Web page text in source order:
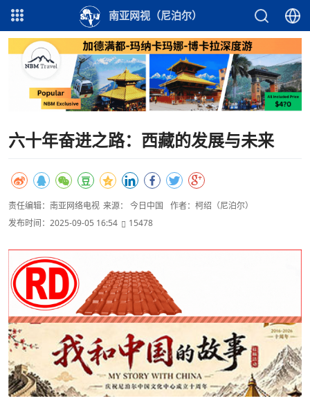
南亚网视（尼泊尔）
六十年奋进之路：西藏的发展与未来
责任编辑：南亚网络电视 来源： 今日中国
作者：柯绍（尼泊尔）
发布时间：2025-09-05 16:54
15478